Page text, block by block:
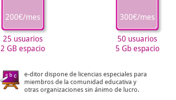
200€/mes
25 usuarios
2 GB espacio
300€/mes
50 usuarios
5 Gb espacio
e-ditor dispone de licencias especiales para
miembros de la comunidad educativa y
otras organizaciones sin ánimo de lucro.